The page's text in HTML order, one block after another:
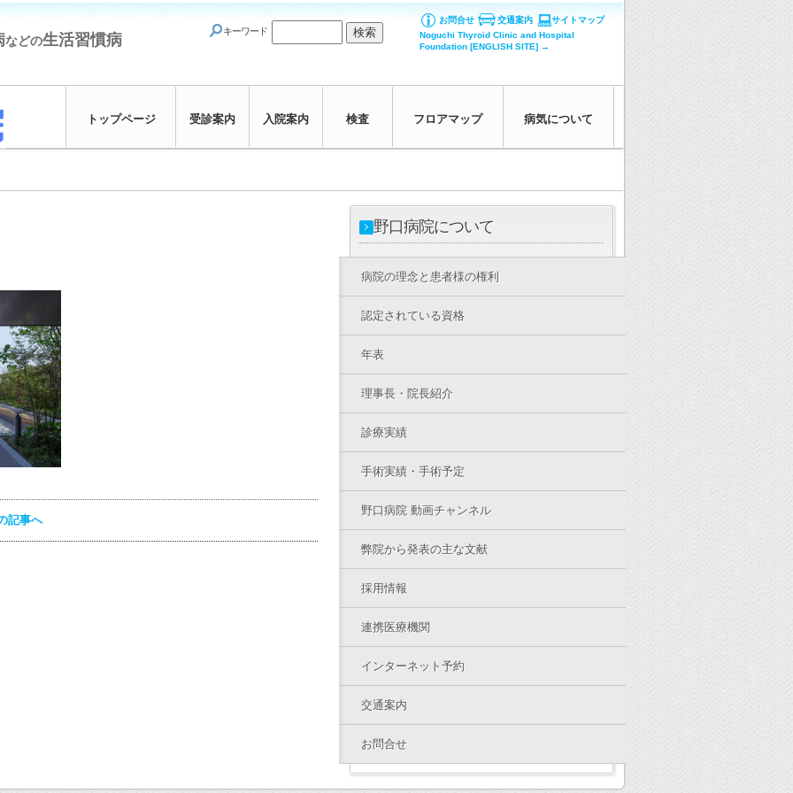
などの生活習慣病 キーワード
お問合せ 交通案内
サイトマップ
Noguchi Thyroid Clinic and Hospital
Foundation [ENGLISH SITE] →
トップページ 受診案内 入院案内 検査 フロアマップ 病気について
記事へ
野口病院について
病院の理念と患者様の権利
認定されている資格
年表
理事長・院長紹介
診療実績
手術実績・手術予定
野口病院 動画チャンネル
弊院から発表の主な文献
採用情報
連携医療機関
インターネット予約
交通案内
お問合せ